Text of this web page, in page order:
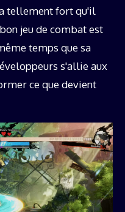
tellement fort qu'il
jeu de combat est
temps que sa
s'allie aux
ce que devient